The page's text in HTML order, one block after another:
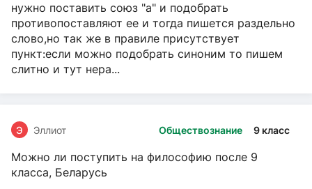
нужно поставить союз "а" и подобрать
противопоставляют ее и тогда пишется раздельно
слово,но так же в правиле присутствует
пункт:если можно подобрать синоним то пишем
слитно и тут нера...
Обществознание 9 класс
Э Эллиот
Можно ли поступить на философию после 9
класса, Беларусь